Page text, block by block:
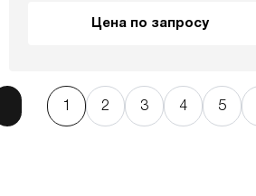
Цена по запросу
1 2 3 4 5